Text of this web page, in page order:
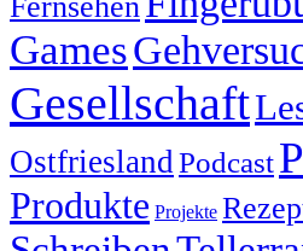
Fernsehen
Games
Gesellschaft
OstfrieslandPodcast
Produkte Projekte